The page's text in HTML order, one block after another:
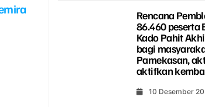
Rencana
86.460 peserta
Kado Pahit
bagi
Pamekasan,
aktifkan
10 Desember